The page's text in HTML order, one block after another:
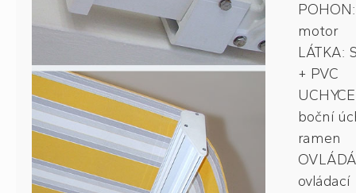
POHON:
motor
LÁTKA:
+ PVC
boční
ramen
ovládací